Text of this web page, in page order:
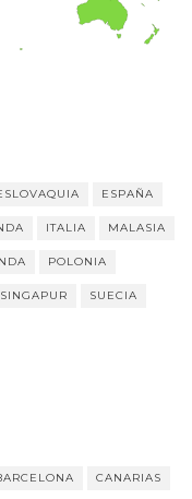
ESPAÑA
ITALIA MALASIA
POLONIA
SINGAPUR SUECIA
CANARIAS